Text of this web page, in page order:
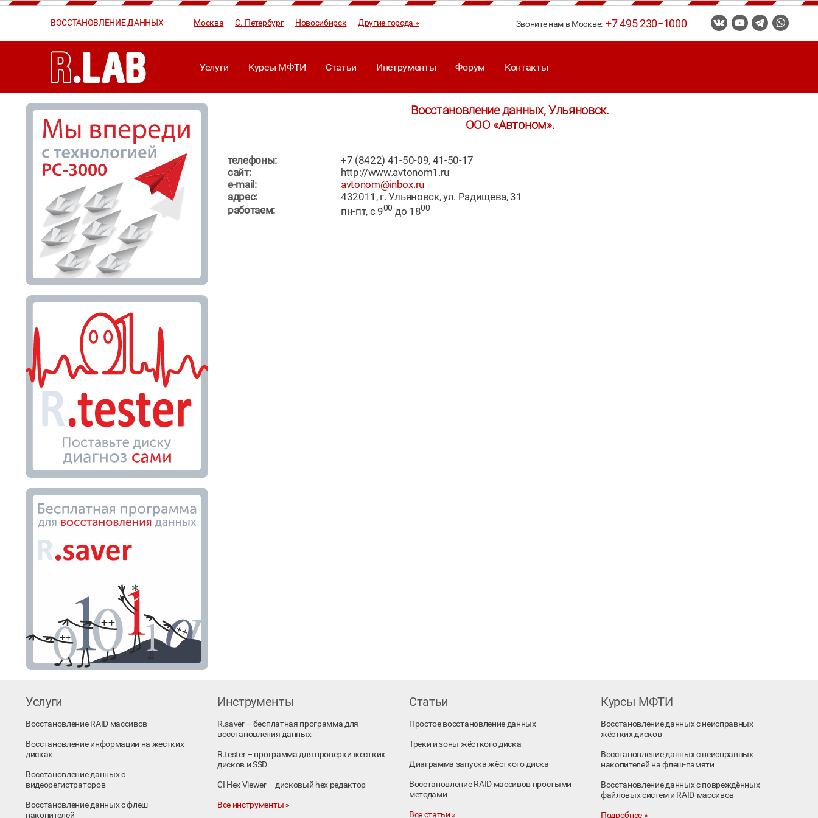
ВОССТАНОВЛЕНИЕ ДАННЫХ Москва С.-Петербург Новосибирск Другие города » Звоните нам в Москве:+7 495 230−1000
Услуги Курсы МФТИ Статьи Инструменты Форум Контакты
Восстановление данных, Ульяновск.
ООО «Автоном».
телефоны:
+7 (8422) 41-50-09, 41-50-17
сайт:
http://www.avtonom1.ru
e-mail:
avtonom@inbox.ru
адрес:
432011, г. Ульяновск, ул. Радищева, 31
работаем:
пн-пт, с 900 до 1800
Услуги
Восстановление RAID массивов
Восстановление информации на жестких
дисках
Восстановление данных с
видеорегистраторов
Восстановление данных с флеш-
накопителей
Инструменты
R.saver – бесплатная программа для
восстановления данных
R.tester – программа для проверки жестких
дисков и SSD
CI Hex Viewer – дисковый hex редактор
Все инструменты »
Статьи
Простое восстановление данных
Треки и зоны жёсткого диска
Диаграмма запуска жёсткого диска
Восстановление RAID массивов простыми
методами
Все статьи »
Курсы МФТИ
Восстановление данных с неисправных
жёстких дисков
Восстановление данных с неисправных
накопителей на флеш-памяти
Восстановление данных с повреждённых
файловых систем и RAID-массивов
Подробнее »